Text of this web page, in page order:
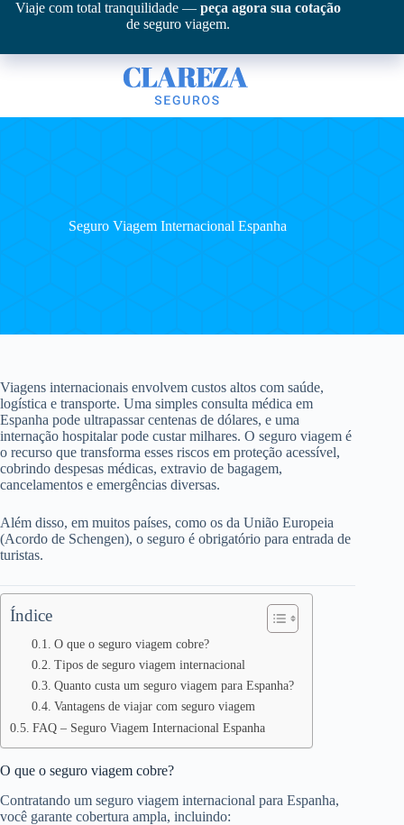
Pular
conteúdo
Viaje com total tranquilidade — peça agora sua cotação
de seguro viagem.
Seguro Viagem Internacional Espanha
Viagens internacionais envolvem custos altos com saúde,
logística e transporte. Uma simples consulta médica em
Espanha pode ultrapassar centenas de dólares, e uma
internação hospitalar pode custar milhares. O seguro viagem é
o recurso que transforma esses riscos em proteção acessível,
cobrindo despesas médicas, extravio de bagagem,
cancelamentos e emergências diversas.
Além disso, em muitos países, como os da União Europeia
(Acordo de Schengen), o seguro é obrigatório para entrada de
turistas.
Índice
O que o seguro viagem cobre?
Tipos de seguro viagem internacional
Quanto custa um seguro viagem para Espanha?
Vantagens de viajar com seguro viagem
FAQ – Seguro Viagem Internacional Espanha
O que o seguro viagem cobre?
Contratando um seguro viagem internacional para Espanha,
você garante cobertura ampla, incluindo: